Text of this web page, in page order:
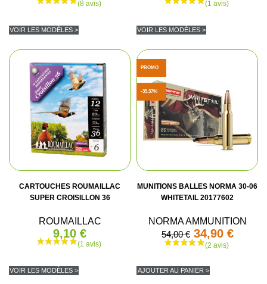
(6 avis)
VOIR LES MODÈLES > VOIR LES MODÈLES >
CARTOUCHES ROUMAILLAC
SUPER CROISILLON 36
ROUMAILLAC
9,10 €
VOIR LES MODÈLES >
MUNITIONS BALLES NORMA 30-06
WHITETAIL 20177602
NORMA AMMUNITION
54,00 € 34,90 €
AJOUTER AU PANIER >
PROMO
-35,37%